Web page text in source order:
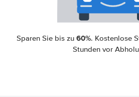
Sparen Sie bis zu60%. Kostenlose
Stunden vor